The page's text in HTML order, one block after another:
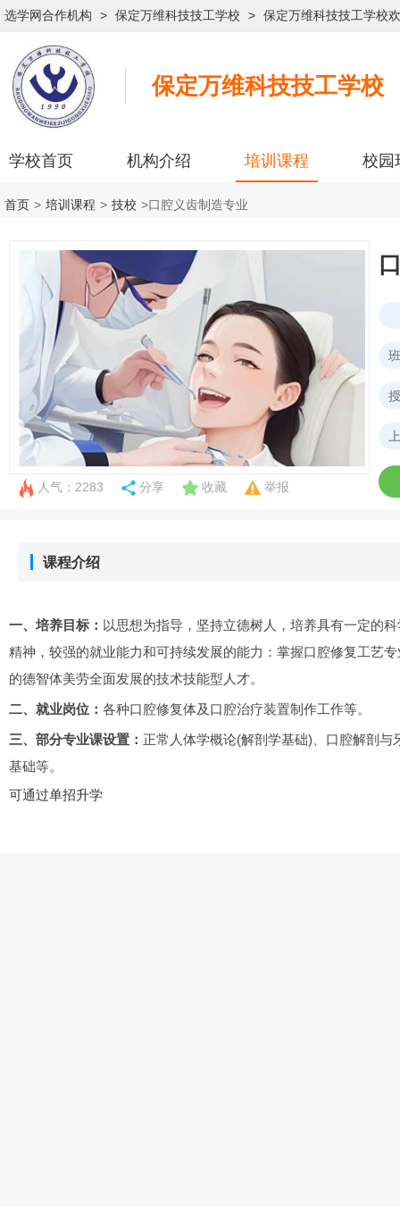
选学网合作机构 > 保定万维科技技工学校 > 保定万维科技技工学校
保定万维科技技工学校
学校首页 机构介绍 培训课程 校园
首页 > 培训课程 > 技校 >口腔义齿制造专业
人气：2283 分享 收藏 举报
课程介绍
一、培养目标： 以思想为指导，坚持立德树人，培养具有一定的
精神，较强的就业能力和可持续发展的能力：掌握口腔修复工艺
的德智体美劳全面发展的技术技能型人才。
二、就业岗位： 各种口腔修复体及口腔治疗装置制作工作等。
三、部分专业课设置： 正常人体学概论(解剖学基础)、口腔解剖
基础等。
可通过单招升学